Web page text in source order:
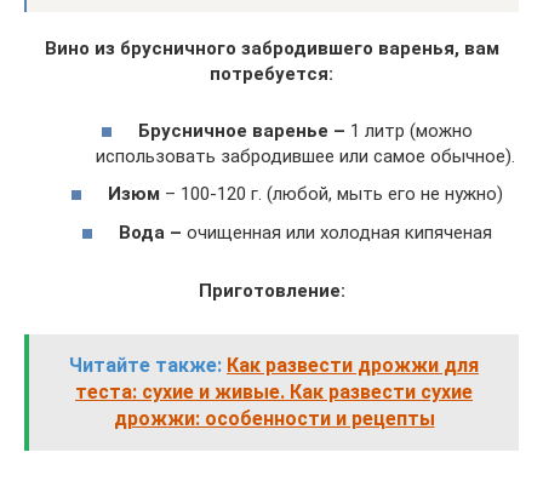
Вино из брусничного забродившего варенья, вам
потребуется:
Брусничное варенье – 1 литр (можно
использовать забродившее или самое обычное).
Изюм – 100-120 г. (любой, мыть его не нужно)
Вода – очищенная или холодная кипяченая
Приготовление:
Читайте также: Как развести дрожжи для
теста: сухие и живые. Как развести сухие
дрожжи: особенности и рецепты